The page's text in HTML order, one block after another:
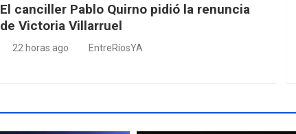
El canciller Pablo Quirno pidió la renuncia
de Victoria Villarruel
22 horas ago EntreRíosYA